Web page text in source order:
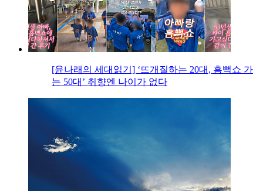
[윤나래의 세대읽기] ‘뜨개질하는 20대, 흠뻑쇼 가
는 50대’ 취향엔 나이가 없다